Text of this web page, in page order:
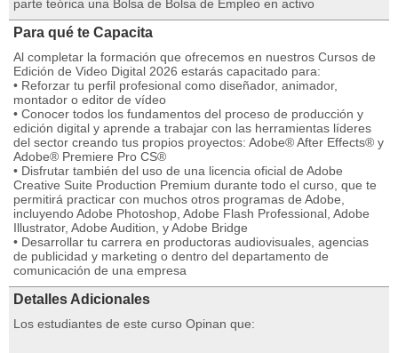
parte teórica una Bolsa de Bolsa de Empleo en activo
Para qué te Capacita
Al completar la formación que ofrecemos en nuestros Cursos de
Edición de Video Digital 2026 estarás capacitado para:
• Reforzar tu perfil profesional como diseñador, animador,
montador o editor de vídeo
• Conocer todos los fundamentos del proceso de producción y
edición digital y aprende a trabajar con las herramientas líderes
del sector creando tus propios proyectos: Adobe® After Effects® y
Adobe® Premiere Pro CS®
• Disfrutar también del uso de una licencia oficial de Adobe
Creative Suite Production Premium durante todo el curso, que te
permitirá practicar con muchos otros programas de Adobe,
incluyendo Adobe Photoshop, Adobe Flash Professional, Adobe
Illustrator, Adobe Audition, y Adobe Bridge
• Desarrollar tu carrera en productoras audiovisuales, agencias
de publicidad y marketing o dentro del departamento de
comunicación de una empresa
Detalles Adicionales
Los estudiantes de este curso Opinan que: